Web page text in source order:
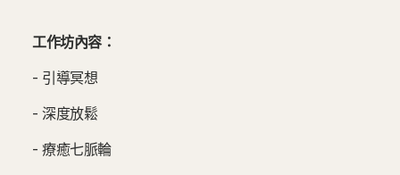
工作坊內容：
- 引導冥想
- 深度放鬆
- 療癒七脈輪